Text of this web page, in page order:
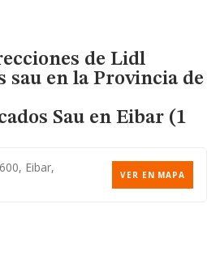
de Lidl
sau en la Provincia de
Sau en Eibar (1
Eibar,
VER EN MAPA